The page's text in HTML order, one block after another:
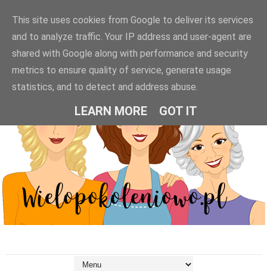
This site uses cookies from Google to deliver its services
and to analyze traffic. Your IP address and user-agent are
shared with Google along with performance and security
metrics to ensure quality of service, generate usage
statistics, and to detect and address abuse.
LEARN MORE GOT IT